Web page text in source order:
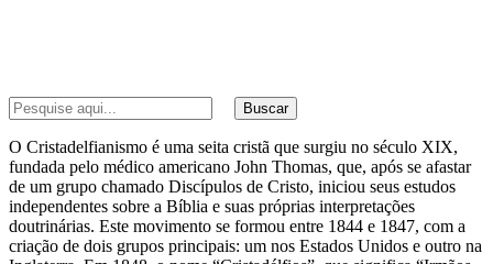
Buscar
O Cristadelfianismo é uma seita cristã que surgiu no século XIX,
fundada pelo médico americano John Thomas, que, após se afastar
de um grupo chamado Discípulos de Cristo, iniciou seus estudos
independentes sobre a Bíblia e suas próprias interpretações
doutrinárias. Este movimento se formou entre 1844 e 1847, com a
criação de dois grupos principais: um nos Estados Unidos e outro na